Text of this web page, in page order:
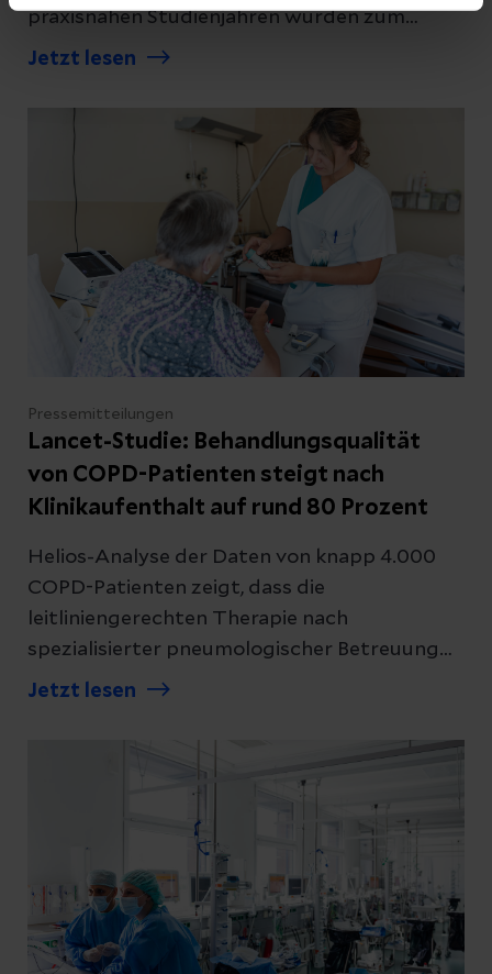
praxisnahen Studienjahren wurden zum
Jahresende 2025 die ersten 43
Medical School Hamburg – University of
Applied Sciences and Medical University in
Kooperation mit den Helios Kliniken Schwerin
feierlich verabschiedet.
Jetzt lesen
Pressemitteilungen
Lancet-Studie: Behandlungsqualität
von COPD-Patienten steigt nach
Klinikaufenthalt auf rund 80 Prozent
Helios-Analyse der Daten von knapp 4.000
COPD-Patienten zeigt, dass die
leitliniengerechten Therapie nach
spezialisierter pneumologischer Betreuung
im Krankenhaus zunimmt.
Jetzt lesen